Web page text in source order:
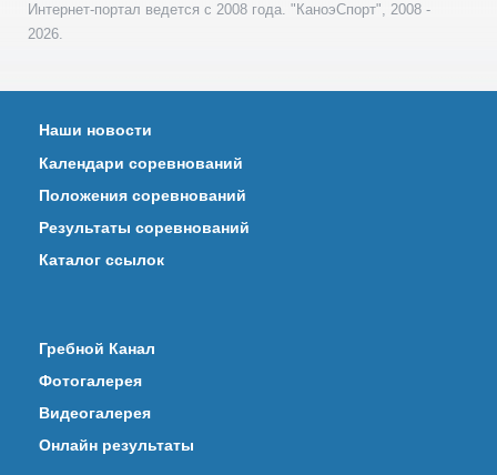
Интернет-портал ведется с 2008 года. "КаноэСпорт", 2008 -
2026.
Наши новости
Календари соревнований
Положения соревнований
Результаты соревнований
Каталог ссылок
Гребной Канал
Фотогалерея
Видеогалерея
Онлайн результаты